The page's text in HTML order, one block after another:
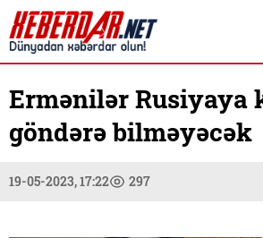
Ermənilər Rusiyaya
göndərə bilməyəcək
19-05-2023, 17:22 297